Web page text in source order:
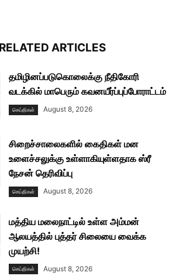
RELATED ARTICLES
தமிழினப்படுகொலைக்கு நீதிகோரி
வடக்கில் மாபெரும் கவனயீர்ப்புப்போராட்டம்
செய்திகள் August 8, 2026
சிறைச்சாலைகளில் கைதிகள் மன
உளைச்சலுக்கு உள்ளாகியுள்ளதாக ஸ்ரீ
நேசன் தெரிவிப்பு
செய்திகள் August 8, 2026
மத்திய மலைநாட்டில் உள்ள அம்மன்
ஆலயத்தில் புத்தர் சிலையை வைக்க
முயற்சி!
செய்திகள் August 8, 2026